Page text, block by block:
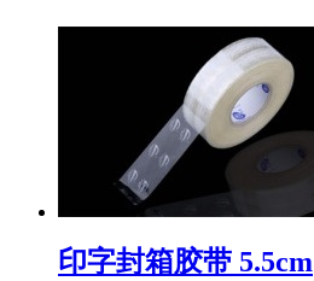
印字封箱胶带 5.5cm